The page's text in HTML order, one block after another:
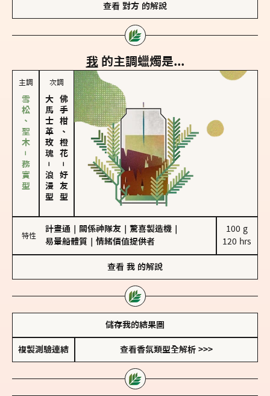
查看 對方 的解說
我 的主調蠟燭是...
主調
雪松、聖木－務實型
次調
大馬士革玫瑰
－
浪漫型
佛手柑、橙花
－
好友型
特性
計畫通 關係神隊友 驚喜製造機
易暈船體質
情緒價值提供者
100 g
120 hrs
查看 我 的解說
儲存我的結果圖
複製測驗連結 查看香氛類型全解析 >>>